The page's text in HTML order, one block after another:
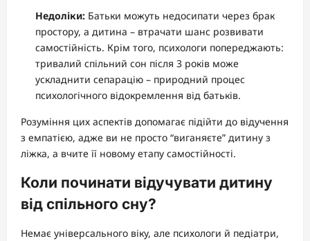
Недоліки: Батьки можуть недосипати через брак
простору, а дитина – втрачати шанс розвивати
самостійність. Крім того, психологи попереджають:
тривалий спільний сон після 3 років може
ускладнити сепарацію – природний процес
психологічного відокремлення від батьків.
Розуміння цих аспектів допомагає підійти до відучення
з емпатією, адже ви не просто “виганяєте” дитину з
ліжка, а вчите її новому етапу самостійності.
Коли починати відучувати дитину
від спільного сну?
Немає універсального віку, але психологи й педіатри,